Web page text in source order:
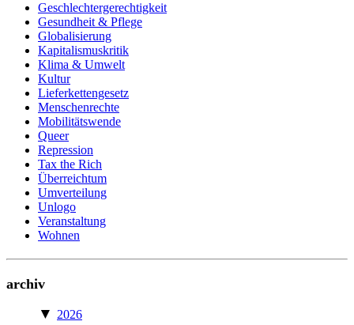
Geschlechtergerechtigkeit
Gesundheit & Pflege
Globalisierung
Kapitalismuskritik
Klima & Umwelt
Kultur
Lieferkettengesetz
Menschenrechte
Mobilitätswende
Queer
Repression
Tax the Rich
Überreichtum
Umverteilung
Unlogo
Veranstaltung
Wohnen
archiv
▼ 2026